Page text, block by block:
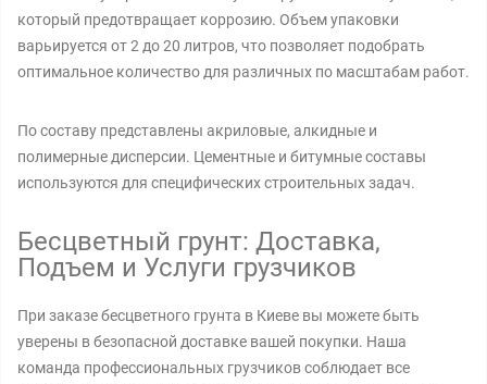
который предотвращает коррозию. Объем упаковки
варьируется от 2 до 20 литров, что позволяет подобрать
оптимальное количество для различных по масштабам работ.
По составу представлены акриловые, алкидные и
полимерные дисперсии. Цементные и битумные составы
используются для специфических строительных задач.
Бесцветный грунт: Доставка,
Подъем и Услуги грузчиков
При заказе бесцветного грунта в Киеве вы можете быть
уверены в безопасной доставке вашей покупки. Наша
команда профессиональных грузчиков соблюдает все